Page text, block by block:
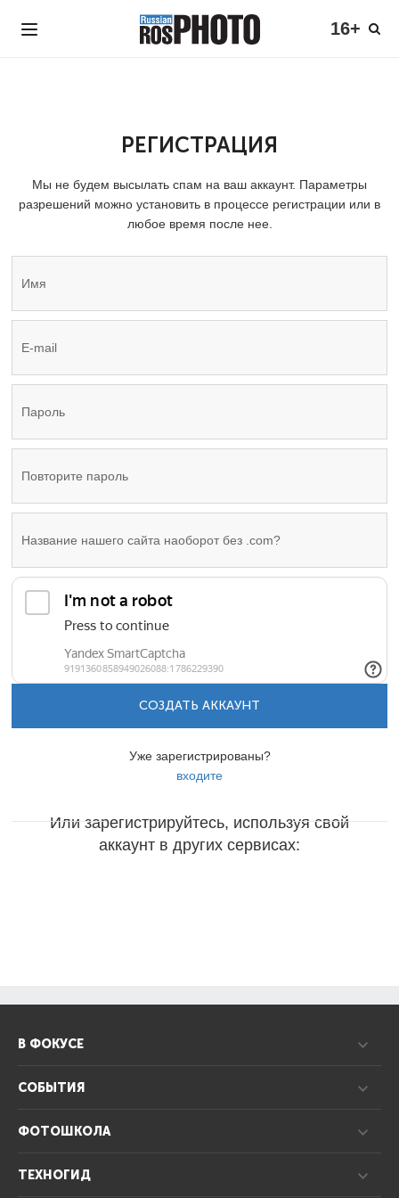
16+
РЕГИСТРАЦИЯ
Мы не будем высылать спам на ваш аккаунт. Параметры
разрешений можно установить в процессе регистрации или в
любое время после нее.
СОЗДАТЬ АККАУНТ
Уже зарегистрированы?
входите
Или зарегистрируйтесь, используя свой
аккаунт в других сервисах:
В ФОКУСЕ
СОБЫТИЯ
ФОТОШКОЛА
ТЕХНОГИД